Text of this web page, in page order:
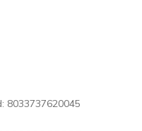
8033737620045